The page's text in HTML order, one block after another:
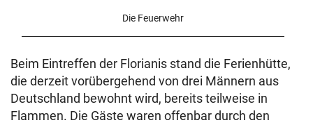
Die Feuerwehr
Beim Eintreffen der Florianis stand die Ferienhütte,
die derzeit vorübergehend von drei Männern aus
Deutschland bewohnt wird, bereits teilweise in
Flammen. Die Gäste waren offenbar durch den